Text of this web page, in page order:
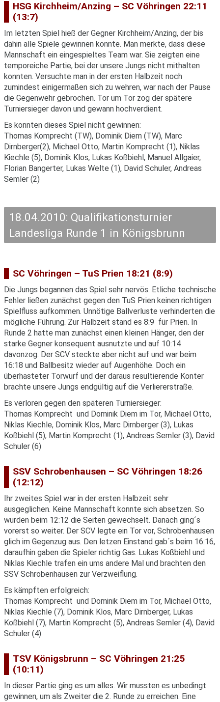
HSG Kirchheim/Anzing – SC Vöhringen 22:11
(13:7)
Im letzten Spiel hieß der Gegner Kirchheim/Anzing, der bis
dahin alle Spiele gewinnen konnte. Man merkte, dass diese
Mannschaft ein eingespieltes Team war. Sie zeigten eine
temporeiche Partie, bei der unsere Jungs nicht mithalten
konnten. Versuchte man in der ersten Halbzeit noch
zumindest einigermaßen sich zu wehren, war nach der Pause
die Gegenwehr gebrochen. Tor um Tor zog der spätere
Turniersieger davon und gewann hochverdient.
Es konnten dieses Spiel nicht gewinnen:
Thomas Komprecht (TW), Dominik Diem (TW), Marc
Dirnberger(2), Michael Otto, Martin Komprecht (1), Niklas
Kiechle (5), Dominik Klos, Lukas Koßbiehl, Manuel Allgaier,
Florian Bangerter, Lukas Welte (1), David Schuler, Andreas
Semler (2)
18.04.2010: Qualifikationsturnier
Landesliga Runde 1 in Königsbrunn
SC Vöhringen – TuS Prien 18:21 (8:9)
Die Jungs begannen das Spiel sehr nervös. Etliche technische
Fehler ließen zunächst gegen den TuS Prien keinen richtigen
Spielfluss aufkommen. Unnötige Ballverluste verhinderten die
mögliche Führung. Zur Halbzeit stand es 8:9 für Prien. In
Runde 2 hatte man zunächst einen kleinen Hänger, den der
starke Gegner konsequent ausnutzte und auf 10:14
davonzog. Der SCV steckte aber nicht auf und war beim
16:18 und Ballbesitz wieder auf Augenhöhe. Doch ein
überhasteter Torwurf und der daraus resultierende Konter
brachte unsere Jungs endgültig auf die Verliererstraße.
Es verloren gegen den späteren Turniersieger:
Thomas Komprecht und Dominik Diem im Tor, Michael Otto,
Niklas Kiechle, Dominik Klos, Marc Dirnberger (3), Lukas
Koßbiehl (5), Martin Komprecht (1), Andreas Semler (3), David
Schuler (6)
SSV Schrobenhausen – SC Vöhringen 18:26
(12:12)
Ihr zweites Spiel war in der ersten Halbzeit sehr
ausgeglichen. Keine Mannschaft konnte sich absetzen. So
wurden beim 12:12 die Seiten gewechselt. Danach ging´s
vorerst so weiter. Der SCV legte ein Tor vor, Schrobenhausen
glich im Gegenzug aus. Den letzen Einstand gab´s beim 16:16,
daraufhin gaben die Spieler richtig Gas. Lukas Koßbiehl und
Niklas Kiechle trafen ein ums andere Mal und brachten den
SSV Schrobenhausen zur Verzweiflung.
Es kämpften erfolgreich:
Thomas Komprecht und Dominik Diem im Tor, Michael Otto,
Niklas Kiechle (7), Dominik Klos, Marc Dirnberger, Lukas
Koßbiehl (7), Martin Komprecht (5), Andreas Semler (4), David
Schuler (4)
TSV Königsbrunn – SC Vöhringen 21:25
(10:11)
In dieser Partie ging es um alles. Wir mussten es unbedingt
gewinnen, um als Zweiter die 2. Runde zu erreichen. Eine